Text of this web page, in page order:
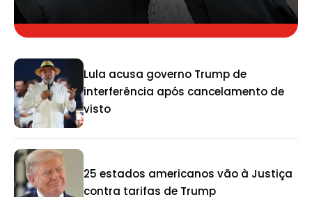
Lula acusa governo Trump de
interferência após cancelamento de
visto
25 estados americanos vão à Justiça
contra tarifas de Trump